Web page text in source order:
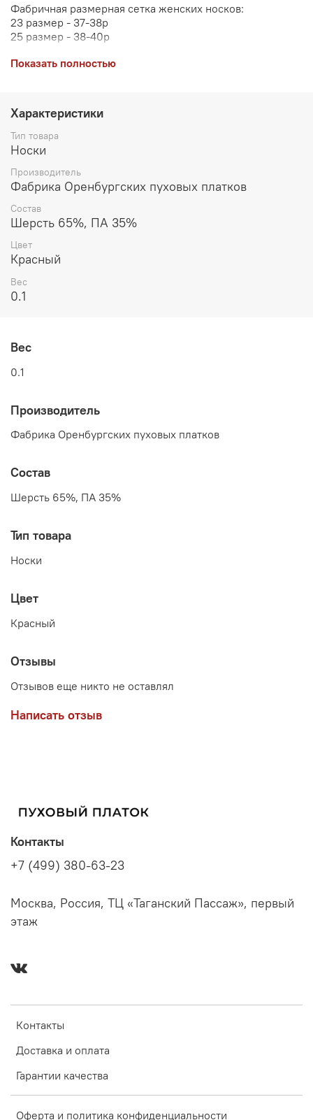
Фабричная размерная сетка женских носков:
23 размер - 37-38р
25 размер - 38-40р
Показать полностью
Характеристики
Тип товара
Носки
Производитель
Фабрика Оренбургских пуховых платков
Состав
Шерсть 65%, ПА 35%
Цвет
Красный
Вес
0.1
Вес
0.1
Производитель
Фабрика Оренбургских пуховых платков
Состав
Шерсть 65%, ПА 35%
Тип товара
Носки
Цвет
Красный
Отзывы
Отзывов еще никто не оставлял
Написать отзыв
Контакты
Доставка и оплата
Гарантии качества
Оферта и политика конфиденциальности
Контакты
+7 (499) 380-63-23
Москва, Россия, ТЦ «Таганский Пассаж», первый
этаж